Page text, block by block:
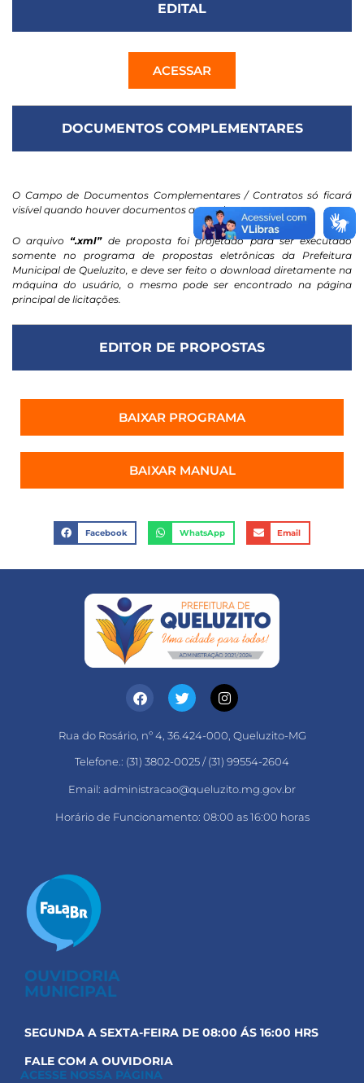
EDITAL
ACESSAR
DOCUMENTOS COMPLEMENTARES
O Campo de Documentos Complementares / Contratos só ficará
visível quando houver documentos anexados.
O arquivo “.xml”de proposta foi projetado para ser executado
somente no programa de propostas eletrônicas da Prefeitura
Municipal de Queluzito, e deve ser feito o download diretamente na
máquina do usuário, o mesmo pode ser encontrado na página
principal de licitações.
EDITOR DE PROPOSTAS
BAIXAR PROGRAMA
BAIXAR MANUAL
Facebook WhatsApp Email
Rua do Rosário, nº 4, 36.424-000, Queluzito-MG
Telefone.: (31) 3802-0025 / (31) 99554-2604
Email: administracao@queluzito.mg.gov.br
Horário de Funcionamento: 08:00 as 16:00 horas
OUVIDORIA
MUNICIPAL
SEGUNDA A SEXTA-FEIRA DE 08:00 ÁS 16:00 HRS
FALE COM A OUVIDORIA
ACESSE NOSSA PÁGINA